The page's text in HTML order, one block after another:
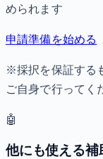
められます
申請準備を始める
※採択を保証する
ご自身で行ってく
🤖
他にも使える補